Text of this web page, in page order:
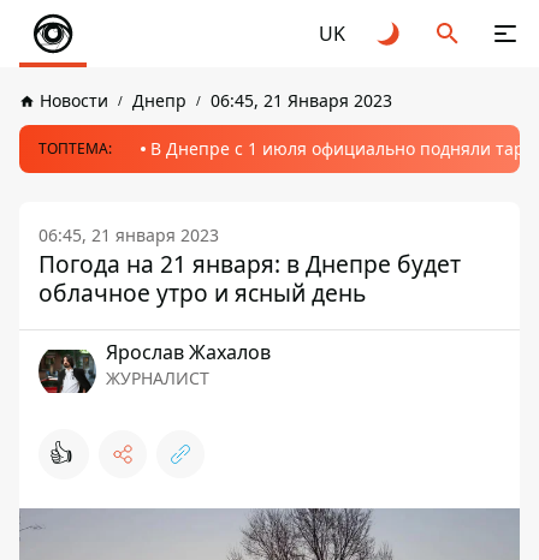
UK
Новости Днепр 06:45, 21 Января 2023
ТОПТЕМА: В Днепре с 1 июля официально подняли
06:45, 21 января 2023
Погода на 21 января: в Днепре будет
облачное утро и ясный день
Ярослав Жахалов
ЖУРНАЛИСТ
👍